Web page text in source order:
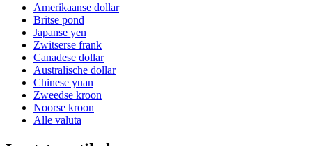
Amerikaanse dollar
Britse pond
Japanse yen
Zwitserse frank
Canadese dollar
Australische dollar
Chinese yuan
Zweedse kroon
Noorse kroon
Alle valuta